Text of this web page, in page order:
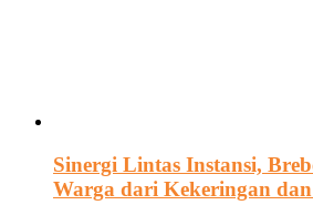
Sinergi Lintas Instansi,
Warga dari Kekeringan